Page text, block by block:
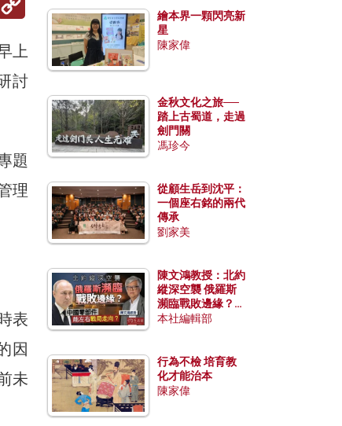
Link
上
討
題
理
表
因
未
繪本界一顆閃亮新
星
陳家偉
金秋文化之旅──
踏上古蜀道，走過
劍門關
馮珍今
從顧生岳到沈平：
一個座右銘的兩代
傳承
劉家美
陳文鴻教授：北約
縱深空襲 俄羅斯
瀕臨戰敗邊緣？中
國零部件能左右戰
本社編輯部
行為不檢 培育教
化才能治本
陳家偉